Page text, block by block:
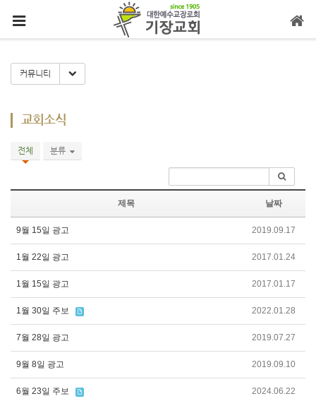
커뮤니티 Toggle Dropdown
교회소식
전체 분류
제목 날짜
9월 15일 광고 2019.09.17
1월 22일 광고 2017.01.24
1월 15일 광고 2017.01.17
1월 30일 주보 2022.01.28
7월 28일 광고 2019.07.27
9월 8일 광고 2019.09.10
6월 23일 주보 2024.06.22